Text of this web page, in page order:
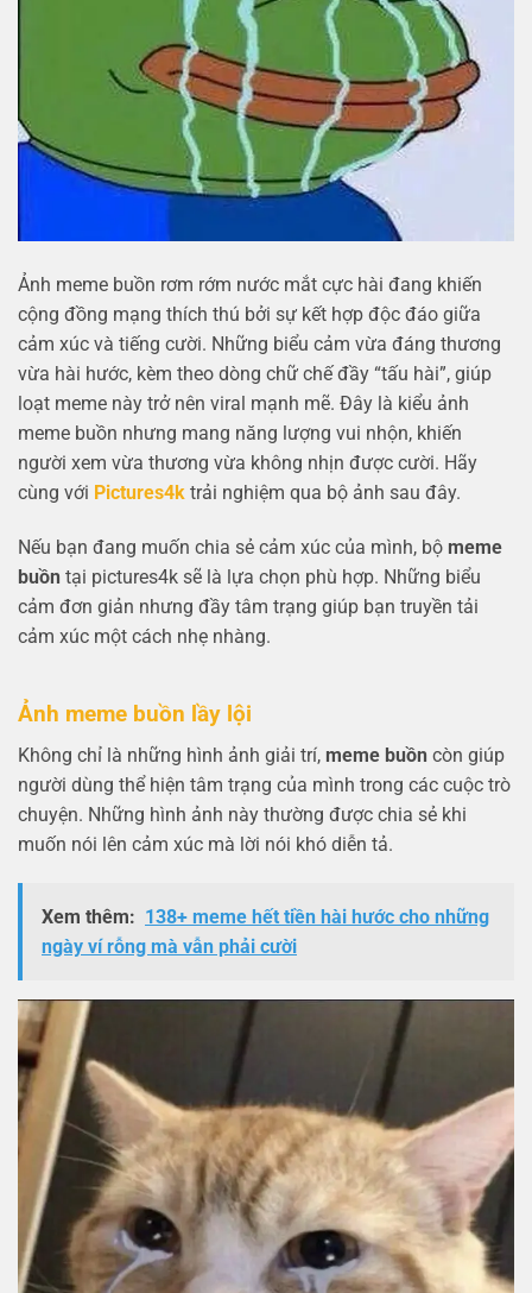
Ảnh meme buồn rơm rớm nước mắt cực hài đang khiến
cộng đồng mạng thích thú bởi sự kết hợp độc đáo giữa
cảm xúc và tiếng cười. Những biểu cảm vừa đáng thương
vừa hài hước, kèm theo dòng chữ chế đầy “tấu hài”, giúp
loạt meme này trở nên viral mạnh mẽ. Đây là kiểu ảnh
meme buồn nhưng mang năng lượng vui nhộn, khiến
người xem vừa thương vừa không nhịn được cười. Hãy
cùng với Pictures4k trải nghiệm qua bộ ảnh sau đây.
Nếu bạn đang muốn chia sẻ cảm xúc của mình, bộ meme
buồn tại pictures4k sẽ là lựa chọn phù hợp. Những biểu
cảm đơn giản nhưng đầy tâm trạng giúp bạn truyền tải
cảm xúc một cách nhẹ nhàng.
Ảnh meme buồn lầy lội
Không chỉ là những hình ảnh giải trí, meme buồn còn giúp
người dùng thể hiện tâm trạng của mình trong các cuộc trò
chuyện. Những hình ảnh này thường được chia sẻ khi
muốn nói lên cảm xúc mà lời nói khó diễn tả.
Xem thêm: 138+ meme hết tiền hài hước cho những
ngày ví rỗng mà vẫn phải cười